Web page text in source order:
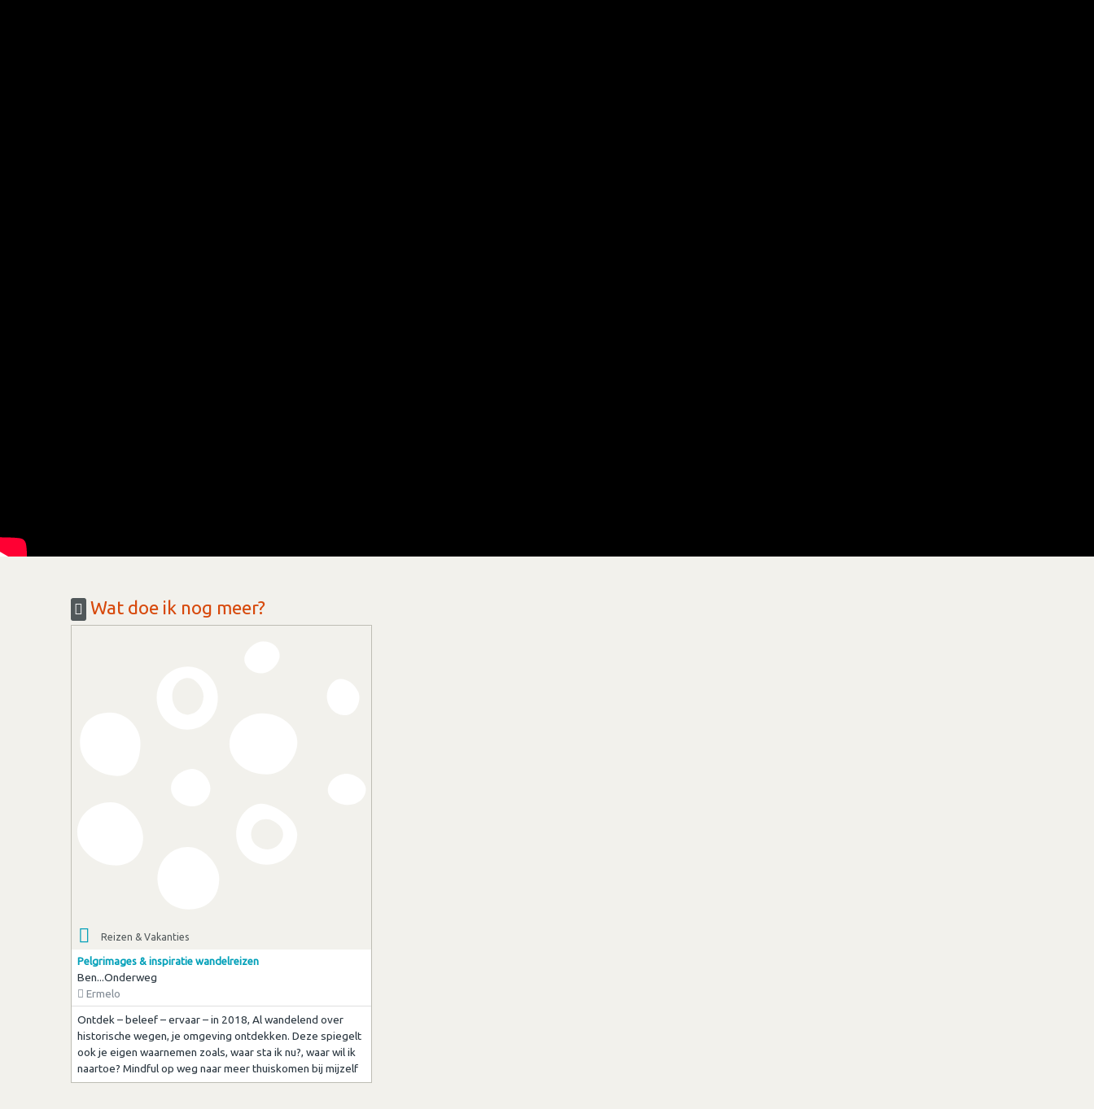
Wat doe ik nog meer?
Reizen & Vakanties
Pelgrimages & inspiratie wandelreizen
Ben...Onderweg
Ermelo
Ontdek – beleef – ervaar – in 2018, Al wandelend over
historische wegen, je omgeving ontdekken. Deze spiegelt
ook je eigen waarnemen zoals, waar sta ik nu?, waar wil ik
naartoe? Mindful op weg naar meer thuiskomen bij mijzelf